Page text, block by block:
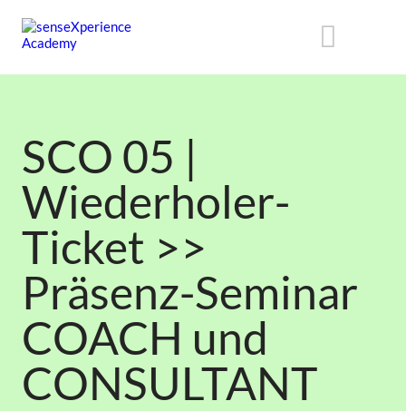
SCO 05 |
Wiederholer-
Ticket >>
Präsenz-Seminar
COACH und
CONSULTANT